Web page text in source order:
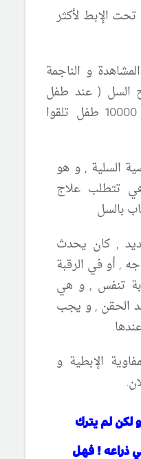
تحت الإبط لأكثر
و الناجمة
السل ( عند طفل
واحد من كل 1000 إلى 10000 طفل تلقوا
السلية , و هو
تتطلب علاج
بالسل
, كان يحدث
, أو في الرقبة
تنفس , و هي
الحقن , و يجب
الإبطية و
لكن لم يترك
ذراعه ! فهل